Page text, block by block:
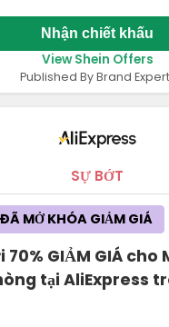
Nhận chiết khấu
View Shein Offers
Published By Brand
SỰ BỚT
70% GIẢM GIÁ cho
tại AliExpress
ĐÃ MỞ KHÓA GIẢM GIÁ